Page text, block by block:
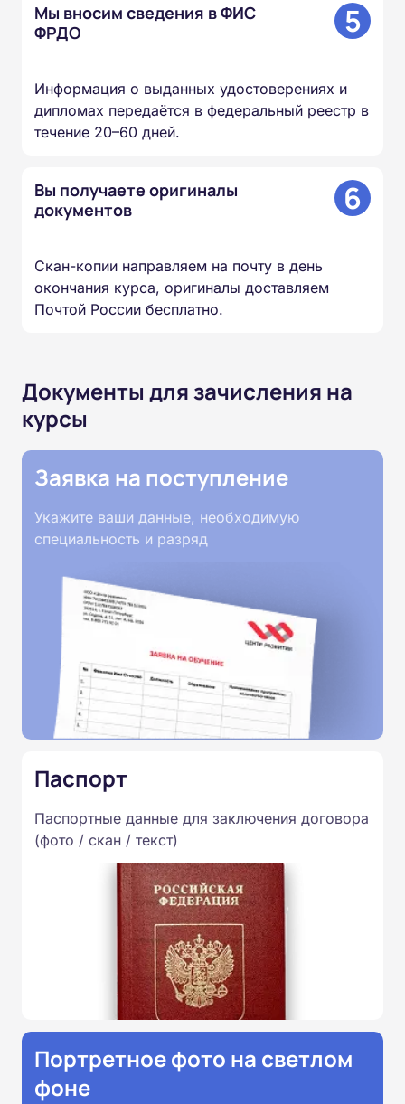
Мы вносим сведения в ФИС
ФРДО
5
Информация о выданных удостоверениях и
дипломах передаётся в федеральный реестр в
течение 20–60 дней.
Вы получаете оригиналы
документов
6
Скан-копии направляем на почту в день
окончания курса, оригиналы доставляем
Почтой России бесплатно.
Документы для зачисления на
курсы
Заявка на поступление
Укажите ваши данные, необходимую
специальность и разряд
Паспорт
Паспортные данные для заключения договора
(фото / скан / текст)
Портретное фото на светлом
фоне